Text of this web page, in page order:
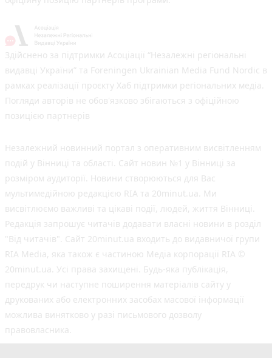
Здійснено за підтримки Асоціації “Незалежні регіональні
видавці України” та Foreningen Ukrainian Media Fund Nordic в
рамках реалізації проєкту Хаб підтримки регіональних медіа.
Погляди авторів не обов'язково збігаються з офіційною
позицією партнерів
Незалежний новинний портал з оперативним висвітленням
подій у Вінниці та області. Сайт новин №1 у Вінниці за
розміром аудиторії. Новини створюються для Вас
мультимедійною редакцією RIA та 20minut.ua. Ми
висвітлюємо важливі та цікаві події, людей, життя Вінниці.
Редакція запрошує читачів додавати власні новини в розділ
"Від читачів". Сайт 20minut.ua входить до видавничої групи
RIA Media, яка також є частиною Медіа корпорації RIA ©
20minut.ua. Усі права захищені. Будь-яка публiкацiя,
передрук чи наступне поширення матеріалів сайту у
друкованих або електронних засобах масової інформації
можлива винятково у разі письмового дозволу
правовласника.